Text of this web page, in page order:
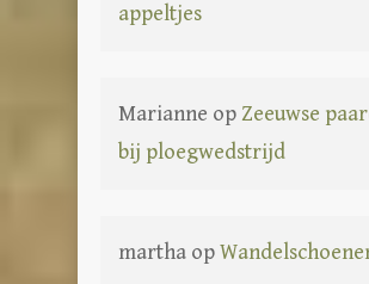
appeltjes
Marianne opZeeuwse
bij ploegwedstrijd
martha op